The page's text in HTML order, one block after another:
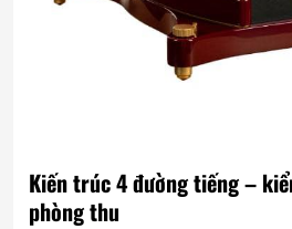
Kiến trúc 4 đường tiếng –
phòng thu